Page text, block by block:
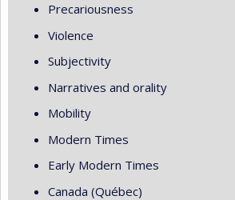
Precariousness
Violence
Subjectivity
Narratives and orality
Mobility
Modern Times
Early Modern Times
Canada (Québec)